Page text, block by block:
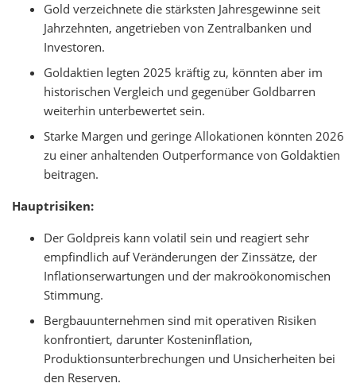
Gold verzeichnete die stärksten Jahresgewinne seit
Jahrzehnten, angetrieben von Zentralbanken und
Investoren.
Goldaktien legten 2025 kräftig zu, könnten aber im
historischen Vergleich und gegenüber Goldbarren
weiterhin unterbewertet sein.
Starke Margen und geringe Allokationen könnten 2026
zu einer anhaltenden Outperformance von Goldaktien
beitragen.
Hauptrisiken:
Der Goldpreis kann volatil sein und reagiert sehr
empfindlich auf Veränderungen der Zinssätze, der
Inflationserwartungen und der makroökonomischen
Stimmung.
Bergbauunternehmen sind mit operativen Risiken
konfrontiert, darunter Kosteninflation,
Produktionsunterbrechungen und Unsicherheiten bei
den Reserven.